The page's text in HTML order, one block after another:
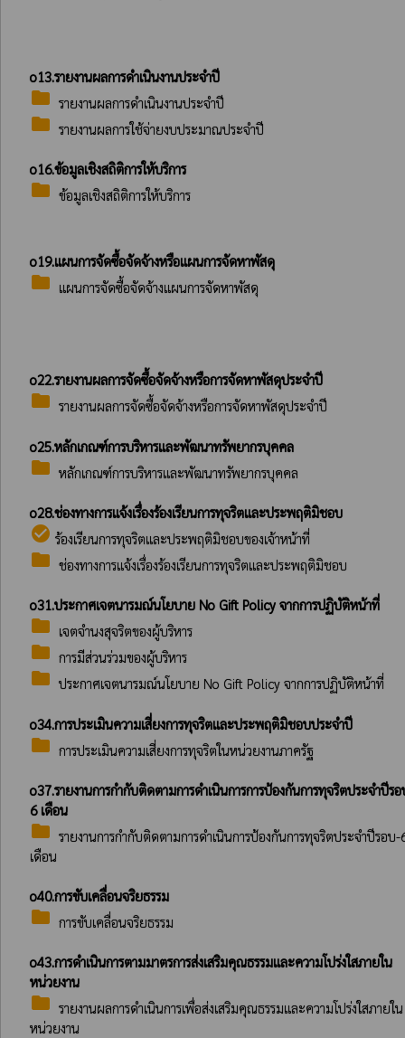
o13.รายงานผลการดำเนินงานประจำปี
folder รายงานผลการดำเนินงานประจำปี
folder รายงานผลการใช้จ่ายงบประมาณประจำปี
o16.ข้อมูลเชิงสถิติการให้บริการ
folder ข้อมูลเชิงสถิติการให้บริการ
o19.แผนการจัดซื้อจัดจ้างหรือแผนการจัดหาพัสดุ
folder แผนการจัดซื้อจัดจ้างแผนการจัดหาพัสดุ
o22.รายงานผลการจัดซื้อจัดจ้างหรือการจัดหาพัสดุประจําปี
folder รายงานผลการจัดซื้อจัดจ้างหรือการจัดหาพัสดุประจำปี
o25.หลักเกณฑ์การบริหารและพัฒนาทรัพยากรบุคคล
folder หลักเกณฑ์การบริหารและพัฒนาทรัพยากรบุคคล
o28.ช่องทางการแจ้งเรื่องร้องเรียนการทุจริตและประพฤติมิชอบ
check_circle ร้องเรียนการทุจริตและประพฤติมิชอบของเจ้าหน้าที่
folder ช่องทางการแจ้งเรื่องร้องเรียนการทุจริตและประพฤติมิชอบ
o31.ประกาศเจตนารมณ์นโยบาย No Gift Policy จากการปฏิบัติหน้าที่
folder เจตจำนงสุจริตของผู้บริหาร
folder การมีส่วนร่วมของผู้บริหาร
folder ประกาศเจตนารมณ์นโยบาย No Gift Policy จากการปฏิบัติหน้าที่
o34.การประเมินความเสี่ยงการทุจริตและประพฤติมิชอบประจําปี
folder การประเมินความเสี่ยงการทุจริตในหน่วยงานภาครัฐ
o37.รายงานการกำกับติดตามการดำเนินการการป้องกันการทุจริตประจำปีร
6 เดือน
folder รายงานการกำกับติดตามการดำเนินการป้องกันการทุจริตประจำปีรอบ-
เดือน
o40.การขับเคลื่อนจริยธรรม
folder การขับเคลื่อนจริยธรรม
o43.การดำเนินการตามมาตรการส่งเสริมคุณธรรมและความโปร่งใสภายใน
หน่วยงาน
folder รายงานผลการดำเนินการเพื่อส่งเสริมคุณธรรมและความโปร่งใสภายใน
หน่วยงาน